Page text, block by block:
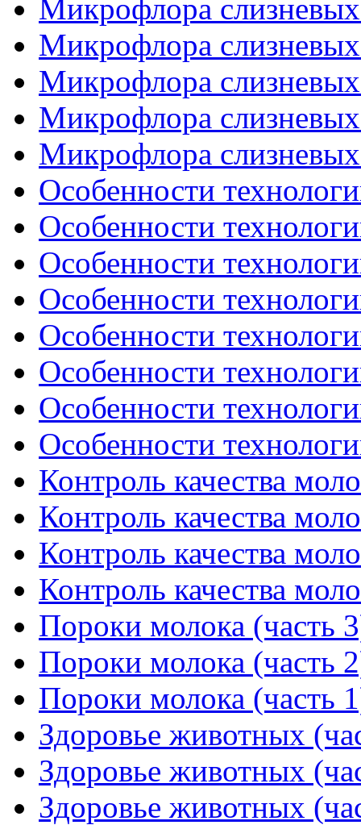
Микрофлора
Микрофлора
Микрофлора
Микрофлора
Микрофлора
Особенности
Особенности
Особенности
Особенности
Особенности
Особенности
Особенности
Особенности
Контроль качества
Контроль качества
Контроль качества
Контроль качества
Пороки молока (часть
Пороки молока (часть
Пороки молока (часть
Здоровье животных
Здоровье животных
Здоровье животных